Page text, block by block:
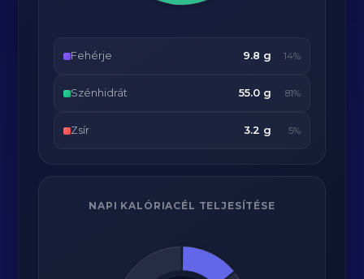
Fehérje 9.8 g 14%
Szénhidrát 55.0 g 81%
Zsír 3.2 g 5%
NAPI KALÓRIACÉL TELJESÍTÉSE